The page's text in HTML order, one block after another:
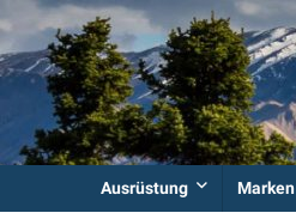
Ausrüstung Marken